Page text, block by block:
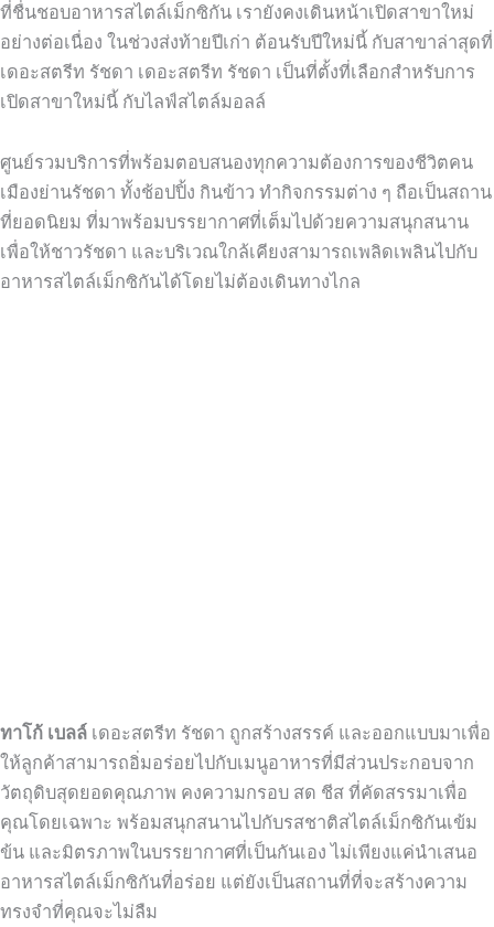
ที่ชื่นชอบอาหารสไตล์เม็กซิกัน เรายังคงเดินหน้าเปิดสาขาใหม่
อย่างต่อเนื่อง ในช่วงส่งท้ายปีเก่า ต้อนรับปีใหม่นี้ กับสาขาล่าสุดที่
เดอะสตรีท รัชดา เดอะสตรีท รัชดา เป็นที่ตั้งที่เลือกสำหรับการ
เปิดสาขาใหม่นี้ กับไลฟ์สไตล์มอลล์
ศูนย์รวมบริการที่พร้อมตอบสนองทุกความต้องการของชีวิตคน
เมืองย่านรัชดา ทั้งช้อปปิ้ง กินข้าว ทำกิจกรรมต่าง ๆ ถือเป็นสถาน
ที่ยอดนิยม ที่มาพร้อมบรรยากาศที่เต็มไปด้วยความสนุกสนาน
เพื่อให้ชาวรัชดา และบริเวณใกล้เคียงสามารถเพลิดเพลินไปกับ
อาหารสไตล์เม็กซิกันได้โดยไม่ต้องเดินทางไกล
ทาโก้ เบลล์ เดอะสตรีท รัชดา ถูกสร้างสรรค์ และออกแบบมาเพื่อ
ให้ลูกค้าสามารถอิ่มอร่อยไปกับเมนูอาหารที่มีส่วนประกอบจาก
วัตถุดิบสุดยอดคุณภาพ คงความกรอบ สด ชีส ที่คัดสรรมาเพื่อ
คุณโดยเฉพาะ พร้อมสนุกสนานไปกับรสชาติสไตล์เม็กซิกันเข้ม
ข้น และมิตรภาพในบรรยากาศที่เป็นกันเอง ไม่เพียงแค่นำเสนอ
อาหารสไตล์เม็กซิกันที่อร่อย แต่ยังเป็นสถานที่ที่จะสร้างความ
ทรงจำที่คุณจะไม่ลืม